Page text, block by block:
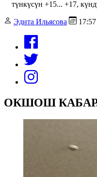
түнкүсүн +15... +17,
Эдита Ильясова
ОКШОШ